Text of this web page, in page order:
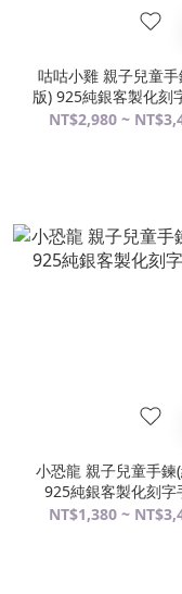
咕咕小雞 親子兒童手
版) 925純銀客製化刻
NT$2,980 ~
小恐龍 親子兒童手鍊
925純銀客製化刻字
NT$1,380 ~